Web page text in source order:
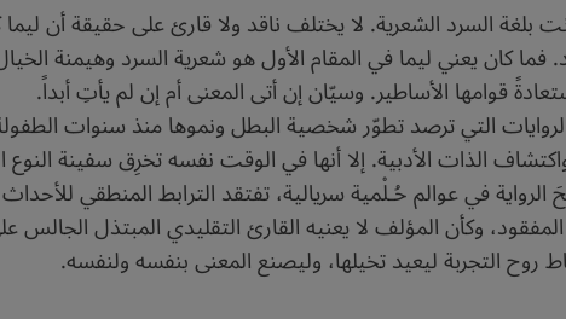
بلغة السرد الشعرية. لا يختلف ناقد ولا قارئ على حقيقة أن
فما كان يعني ليما في المقام الأول هو شعرية السرد وهيمنة
قوامها الأساطير. وسيّان إن أتى المعنى أم إن لم يأتِ أبداً.
التي ترصد تطوّر شخصية البطل ونموها منذ سنوات
الذات الأدبية. إلا أنها في الوقت نفسه تخرِق سفينة النوع
في عوالم حُـلْمية سريالية، تفتقد الترابط المنطقي
وكأن المؤلف لا يعنيه القارئ التقليدي المبتذل
روح التجربة ليعيد تخيلها، وليصنع المعنى بنفسه ولنفسه.